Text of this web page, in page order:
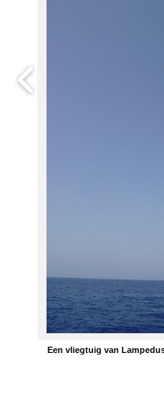
Een vliegtuig van